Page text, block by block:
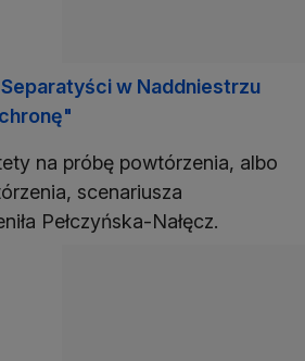
Separatyści w Naddniestrzu
na próbę powtórzenia, albo
scenariusza
Pełczyńska-Nałęcz.